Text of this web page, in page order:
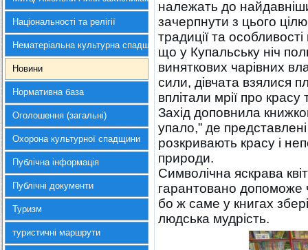
Національності та релігії
Нематеріальна культурна спадщина
Новини
Нормативна база
Оголошення (загальні)
Охорона культурної спадщини
Публічна інформація
Публічні документи
Туризм
туристичні маршрути
належать до
зачерпнути з цього
традиції та
що у Купальську ніч
виняткових чарівних
сили, дівчата взялися
вплітали мрії про красу
Захід доповнила
упало,” де
розкривають красу і
природи.
Символічна яскрава
гарантовано допоможе
бо ж саме у книгах
людська мудрість.